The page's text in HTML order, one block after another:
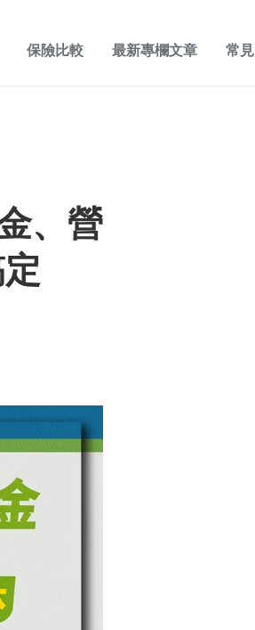
保險比較 最新專欄文章 常
、營